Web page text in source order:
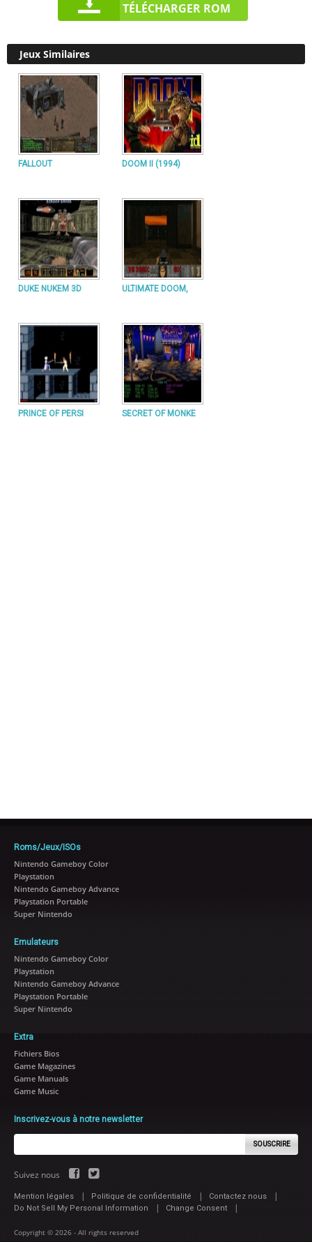
TÉLÉCHARGER ROM
Jeux Similaires
FALLOUT DOOM II (1994)
DUKE NUKEM 3D ULTIMATE DOOM,
PRINCE OF PERSI SECRET OF MONKE
Roms/Jeux/ISOs
Nintendo Gameboy Color
Playstation
Nintendo Gameboy Advance
Playstation Portable
Super Nintendo
Emulateurs
Nintendo Gameboy Color
Playstation
Nintendo Gameboy Advance
Playstation Portable
Super Nintendo
Extra
Fichiers Bios
Game Magazines
Game Manuals
Game Music
Inscrivez-vous à notre newsletter
SOUSCRIRE
Suivez nous
Mention légales | Politique de confidentialité | Contactez nous |
Do Not Sell My Personal Information | Change Consent |
Copyright © 2026 - All rights reserved